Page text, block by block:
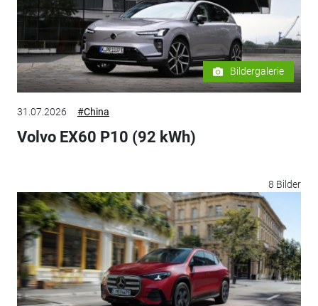
Bildergalerie
31.07.2026 #China
Volvo EX60 P10 (92 kWh)
8 Bilder